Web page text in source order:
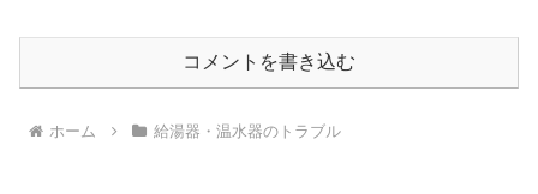
コメントを書き込む
ホーム 給湯器・温水器のトラブル